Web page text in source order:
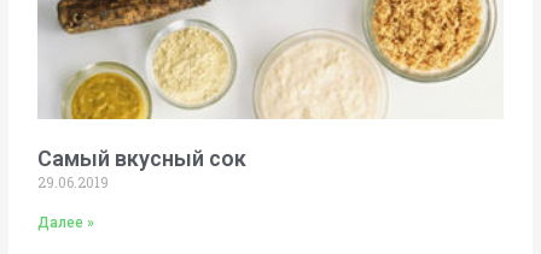
Самый вкусный сок
29.06.2019
Далее »